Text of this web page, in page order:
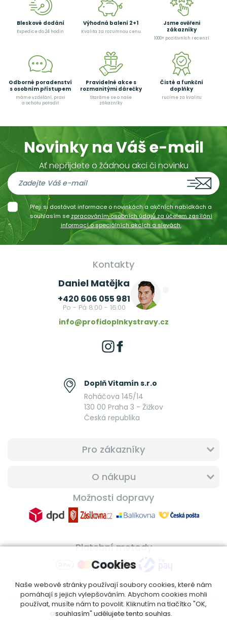
Bleskové dodání
Expedice do 24 hodin
Výhodná balení 2+1
Kvalita za rozumnou cenu
Jsme ověřeni
zákazníky
1000+ pozitivních recenzí
Odborné poradenství
s osobním přístupem
máme vzdělání, praxi
a ochotu poradit
Pravidelné akce s
rozmanitými dárečky
Staráme se o naše
zákazníky
Čisté a funkční
doplňky
ručíme za kvalitu
Novinky na Váš e-mail
Ať nepřijdete o žádnou akci či novinku
Přeji si dostávat informace o novinkách a akčních nabídkách a
souhlasím se zpracováním osobních údajů za účelem zasílání
informací o speciálních akcích a slevách.
Kontakty
Daniel Matějka
+420 606 055 981
Po - Pá 8:00 - 16:00
info@profidoplnkystravy.cz
Doplň Vitamín s.r.o
Roháčova 145/14
130 00 Praha 3 - Žižkov
Česká republika
Pro zákazníky
O nákupu
Možnosti dopravy
Platební metody
© 2014 - 2026, ProfiDoplnkyStravy.cz
Cookies
Naše webové stránky používají soubory cookies, které nám
pomáhají s jejich vylepšováním. Abychom cookies mohli
používat, musíte nám to povolit. Kliknutím na tlačítko "OK,
souhlasím" udělujete tento souhlas.